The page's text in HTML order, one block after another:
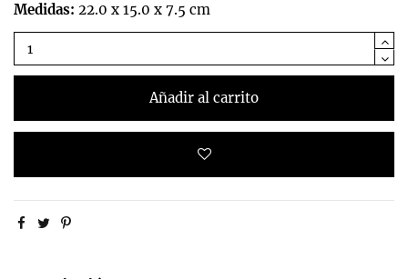
Medidas: 22.0 x 15.0 x 7.5 cm
Añadir al carrito